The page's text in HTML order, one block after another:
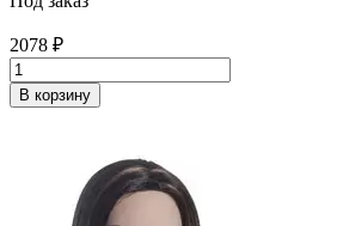
2078 ₽
В корзину